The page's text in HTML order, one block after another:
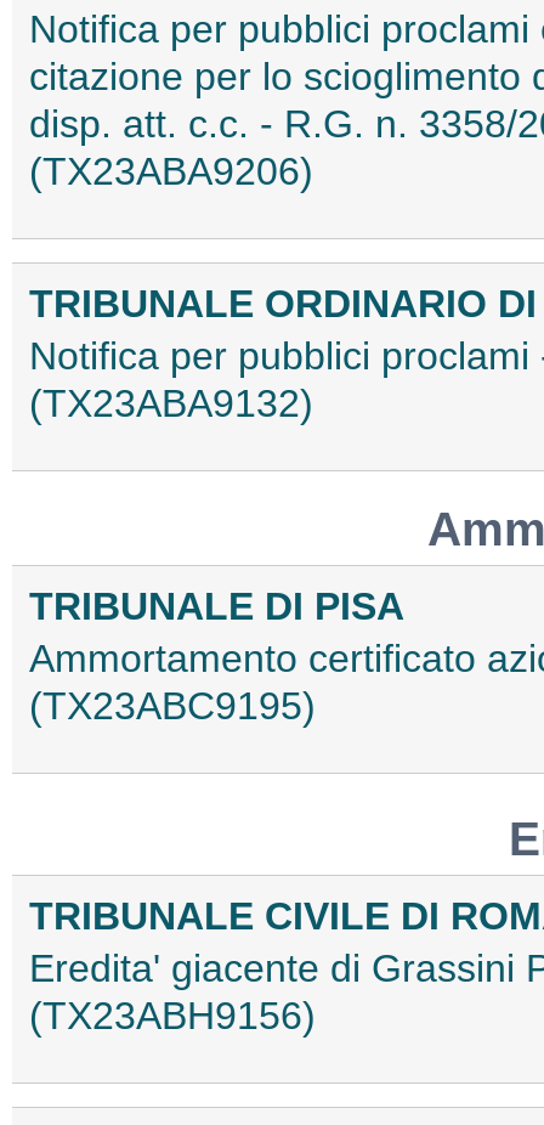
Notifica per pubblici
citazione per lo scioglimento
disp. att. c.c. - R.G. n. 3358/
(TX23ABA9206)
TRIBUNALE ORDINARIO
Notifica per pubblici
(TX23ABA9132)
TRIBUNALE DI PISA
Ammortamento certificato
(TX23ABC9195)
TRIBUNALE CIVILE DI
Eredita' giacente di Grassini
(TX23ABH9156)